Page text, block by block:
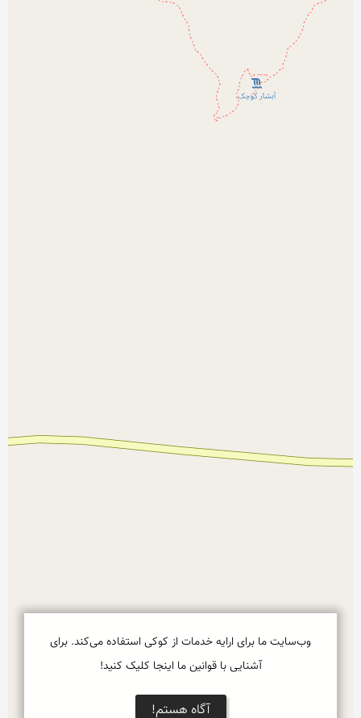
وب‌سایت ما برای ارایه خدمات از کوکی استفاده می‌کند. برای
آشنایی با قوانین ما اینجا کلیک کنید!
آگاه هستم!